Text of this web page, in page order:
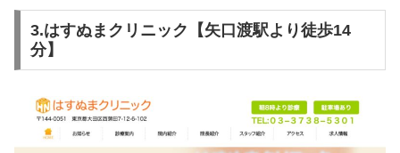
3.はすぬまクリニック【矢口渡駅より徒歩14
分】